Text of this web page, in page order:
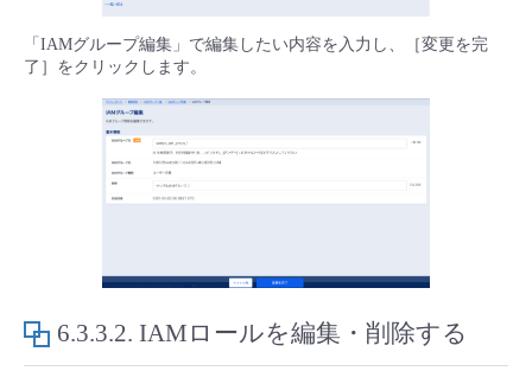
- Flexible Remote Access
「IAMグループ編集」で編集したい内容を入力し、［変更を完
了］をクリックします。
6.3.3.2. IAMロールを編集・削除する